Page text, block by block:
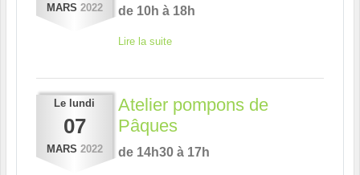
MARS 2022 de 10h à 18h
Lire la suite
Le lundi
07
MARS 2022
Atelier pompons de
Pâques
de 14h30 à 17h